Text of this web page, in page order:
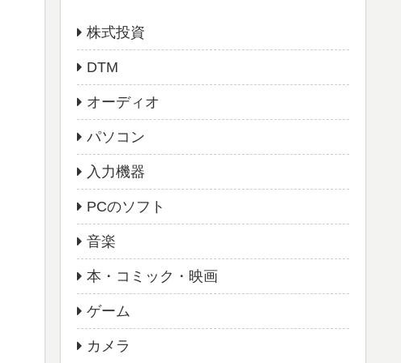
株式投資
DTM
オーディオ
パソコン
入力機器
PCのソフト
音楽
本・コミック・映画
ゲーム
カメラ